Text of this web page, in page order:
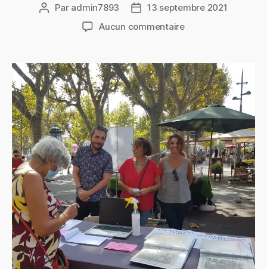
Auteur
Par admin7893
Date13 septembre 2021
Aucun commentairesur
Associations